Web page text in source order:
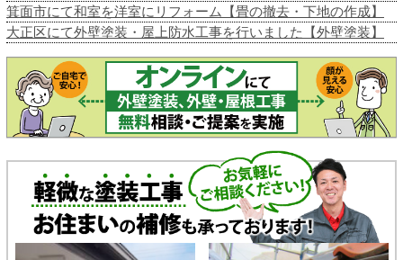
箕面市にて和室を洋室にリフォーム【畳の撤去・下地の作成】
大正区にて外壁塗装・屋上防水工事を行いました【外壁塗装】